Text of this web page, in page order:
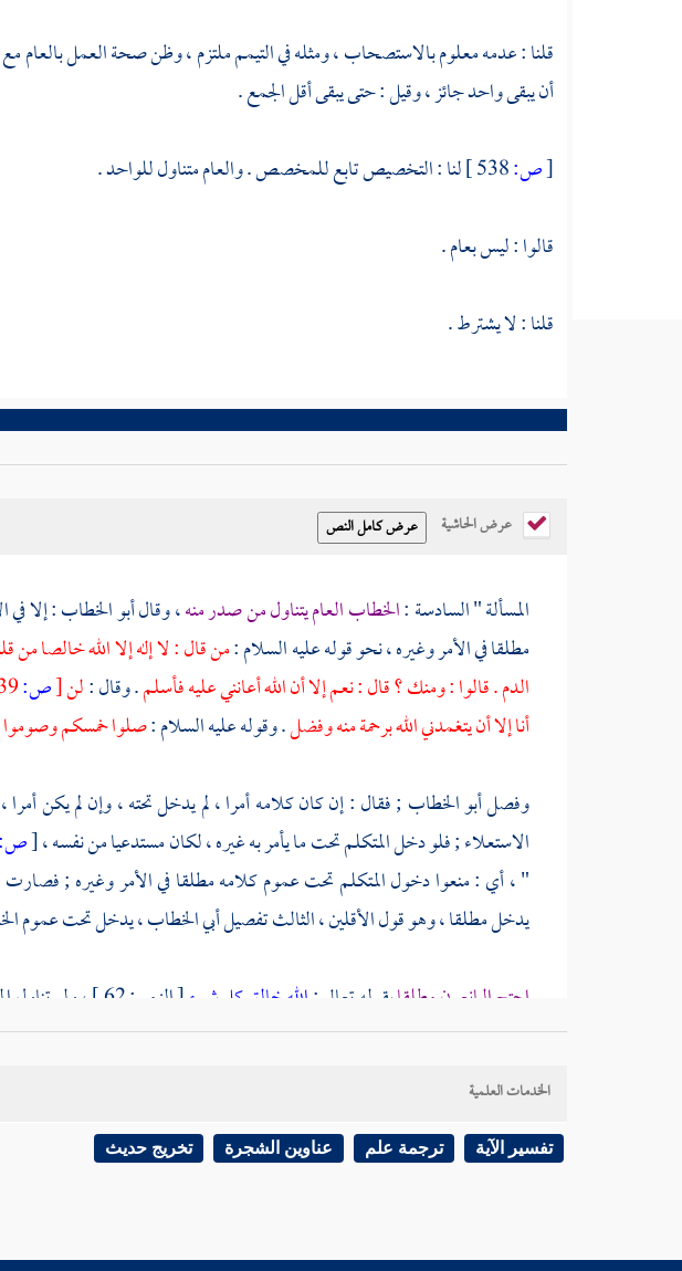
قلنا : عدمه معلوم بالاستصحاب ، ومثله في التيمم ملتزم ، وظن صحة العمل
أن يبقى واحد جائز ، وقيل : حتى يبقى أقل الجمع .
[ص:
لنا : التخصيص تابع للمخصص . والعام متناول للواحد .
قالوا : ليس بعام .
قلنا : لا يشترط .
عرض الحاشية
المسألة " السادسة :الخطاب العام يتناول من صدر منه، وقالأبو الخطاب: إلا
مطلقا في الأمر وغيره ، نحو قوله عليه السلام :من قال : لا إله إلا الله خالصا من
الدم . قالوا : ومنك ؟ قال : نعم إلا أن الله أعانني عليه فأسلم. وقال :لن[ص:
أنا إلا أن يتغمدني الله برحمة منه وفضل. وقوله عليه السلام :صلوا خمسكم
وفصلأبو الخطاب ;فقال : إن كان كلامه أمرا ، لم يدخل تحته ، وإن لم يكن
الاستعلاء ; فلو دخل المتكلم تحت ما يأمر به غيره ، لكان مستدعيا من نفسه ،[ص:
" ، أي : منعوا دخول المتكلم تحت عموم كلامه مطلقا في الأمر وغيره ;
يدخل مطلقا ، وهو قول الأقلين ، الثالث تفصيل أبي الخطاب ، يدخل تحت عموم
احتج المانعون مطلقابقوله تعالى :الله خالق كل شيء
[ الزمر : 62 ] ،
مخلوقا لنفسه لتناول عموم لفظ الشيء له ، لكن ذلك محال .
الخدمات العلمية
تفسير الآية ترجمة علم عناوين الشجرة تخريج حديث